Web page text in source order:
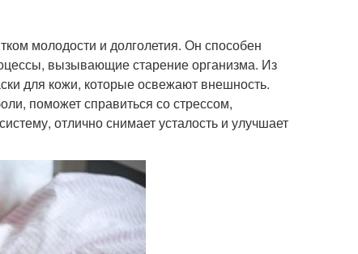
молодости и долголетия. Он способен
вызывающие старение организма. Из
для кожи, которые освежают внешность.
поможет справиться со стрессом,
отлично снимает усталость и улучшает